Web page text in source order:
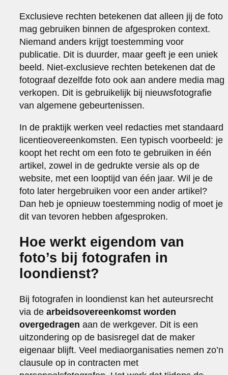
Exclusieve rechten betekenen dat alleen jij de foto
mag gebruiken binnen de afgesproken context.
Niemand anders krijgt toestemming voor
publicatie. Dit is duurder, maar geeft je een uniek
beeld. Niet-exclusieve rechten betekenen dat de
fotograaf dezelfde foto ook aan andere media mag
verkopen. Dit is gebruikelijk bij nieuwsfotografie
van algemene gebeurtenissen.
In de praktijk werken veel redacties met standaard
licentieovereenkomsten. Een typisch voorbeeld: je
koopt het recht om een foto te gebruiken in één
artikel, zowel in de gedrukte versie als op de
website, met een looptijd van één jaar. Wil je de
foto later hergebruiken voor een ander artikel?
Dan heb je opnieuw toestemming nodig of moet je
dit van tevoren hebben afgesproken.
Hoe werkt eigendom van
foto’s bij fotografen in
loondienst?
Bij fotografen in loondienst kan het auteursrecht
via dearbeidsovereenkomst worden
overgedragen aan de werkgever. Dit is een
uitzondering op de basisregel dat de maker
eigenaar blijft. Veel mediaorganisaties nemen zo’n
clausule op in contracten met